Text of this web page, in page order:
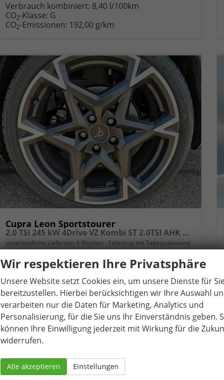
Verbrauch kombiniert: 8,40 l/100km
CO2-Klasse: G
CO2-Emissionen: 192,00 g/km
Cupra Leon Sportstourer
2.0 TSI 245 kW 4Drive VZ Kombi ST 2.0TSI AHK Sound ACC Pano
unverbindliche Lieferzeit:4 Wochen Fahrzeug mit Tageszulassung
Fahrzeugnr. 82858 GetriebeAutomatik
Leistung 245 kW (333 PS) Kilometerstand 10 km
01.06.2026
41.090,– €
incl. 19% MwSt.
Details
Verbrauch kombiniert:
CO -Emissionen:192,00 g/km
Wir respektieren Ihre Privatsphäre
Unsere Website setzt Cookies ein, um unsere Dienste für
bereitzustellen. Hierbei berücksichtigen wir Ihre Auswahl
verarbeiten nur die Daten für Marketing, Analytics und
Personalisierung, für die Sie uns Ihr Einverständnis geben.
können Ihre Einwilligung jederzeit mit Wirkung für die
widerrufen.
Alle akzeptieren Einstellungen